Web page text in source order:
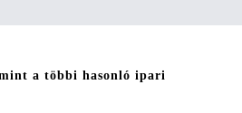
a többi hasonló ipari